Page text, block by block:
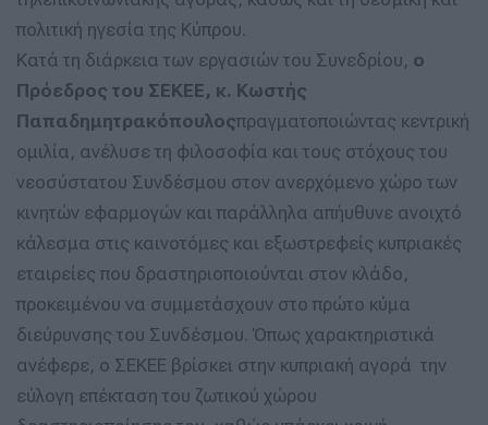
πολιτική ηγεσία της Κύπρου.
Κατά τη διάρκεια των εργασιών του Συνεδρίου, ο
Πρόεδρος του ΣΕΚΕΕ, κ. Κωστής
Παπαδημητρακόπουλοςπραγματοποιώντας κεντρική
ομιλία, ανέλυσε τη φιλοσοφία και τους στόχους του
νεοσύστατου Συνδέσμου στον ανερχόμενο χώρο των
κινητών εφαρμογών και παράλληλα απήυθυνε ανοιχτό
κάλεσμα στις καινοτόμες και εξωστρεφείς κυπριακές
εταιρείες που δραστηριοποιούνται στον κλάδο,
προκειμένου να συμμετάσχουν στο πρώτο κύμα
διεύρυνσης του Συνδέσμου. Όπως χαρακτηριστικά
ανέφερε, ο ΣΕΚΕΕ βρίσκει στην κυπριακή αγορά την
εύλογη επέκταση του ζωτικού χώρου